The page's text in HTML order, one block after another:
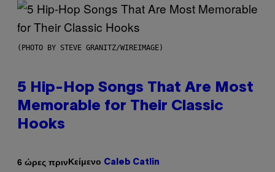
(PHOTO BY STEVE GRANITZ/WIREIMAGE)
5 Hip-Hop Songs That Are Most
Memorable for Their Classic
Hooks
6 ώρες πρινΚείμενο Caleb Catlin